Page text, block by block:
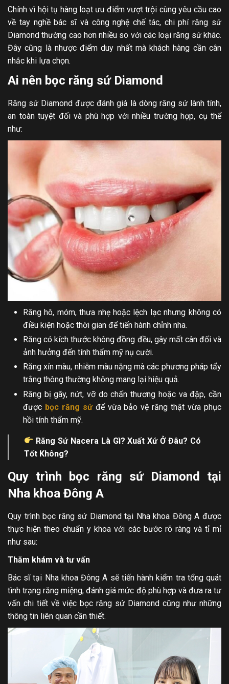
Chính vì hội tụ hàng loạt ưu điểm vượt trội cùng yêu cầu cao
về tay nghề bác sĩ và công nghệ chế tác, chi phí răng sứ
Diamond thường cao hơn nhiều so với các loại răng sứ khác.
Đây cũng là nhược điểm duy nhất mà khách hàng cần cân
nhắc khi lựa chọn.
Ai nên bọc răng sứ Diamond
Răng sứ Diamond được đánh giá là dòng răng sứ lành tính,
an toàn tuyệt đối và phù hợp với nhiều trường hợp, cụ thể
như:
Răng hô, móm, thưa nhẹ hoặc lệch lạc nhưng không có
điều kiện hoặc thời gian để tiến hành chỉnh nha.
Răng có kích thước không đồng đều, gây mất cân đối và
ảnh hưởng đến tính thẩm mỹ nụ cười.
Răng xỉn màu, nhiễm màu nặng mà các phương pháp tẩy
trắng thông thường không mang lại hiệu quả.
Răng bị gãy, nứt, vỡ do chấn thương hoặc va đập, cần
được bọc răng sứđể vừa bảo vệ răng thật vừa phục
hồi tính thẩm mỹ.
Răng Sứ Nacera Là Gì? Xuất Xứ Ở Đâu? Có
Tốt Không?
Quy trình bọc răng sứ Diamond tại
Nha khoa Đông A
Quy trình bọc răng sứ Diamond tại Nha khoa Đông A được
thực hiện theo chuẩn y khoa với các bước rõ ràng và tỉ mỉ
như sau:
Thăm khám và tư vấn
Bác sĩ tại Nha khoa Đông A sẽ tiến hành kiểm tra tổng quát
tình trạng răng miệng, đánh giá mức độ phù hợp và đưa ra tư
vấn chi tiết về việc bọc răng sứ Diamond cũng như những
thông tin liên quan cần thiết.